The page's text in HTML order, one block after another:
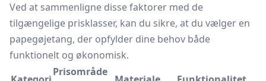
Ved at sammenligne disse faktorer med de
tilgængelige prisklasser, kan du sikre, at du vælger en
papegøjetang, der opfylder dine behov både
funktionelt og økonomisk.
Prisområde